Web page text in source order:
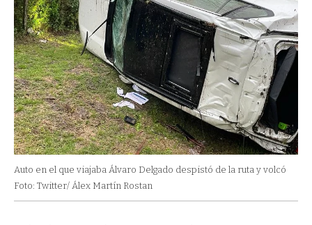
Auto en el que viajaba Álvaro Delgado despistó de la ruta y volcó
Foto: Twitter/ Álex Martín Rostan